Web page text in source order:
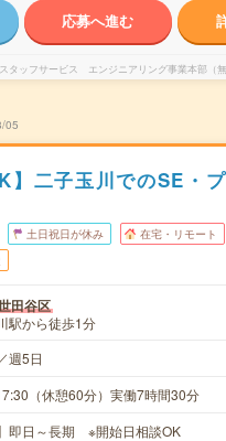
応募へ進む
タッフサービス エンジニアリング事業本部（無
05
】二子玉川でのSE・
土日祝日が休み 在宅・リモート
田谷区
駅から徒歩1分
週5日
（休憩60分）実働7時間30分
即日～長期 ※開始日相談OK